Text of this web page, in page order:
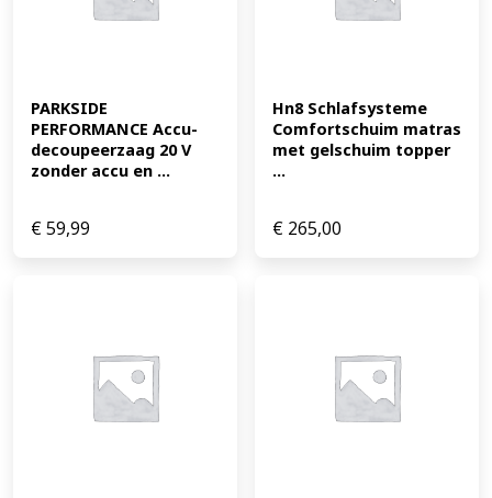
PARKSIDE
PERFORMANCE Accu-
decoupeerzaag 20 V
zonder accu en ...
€59,99
Hn8 Schlafsysteme
Comfortschuim matras
met gelschuim topper
...
€ 265,00